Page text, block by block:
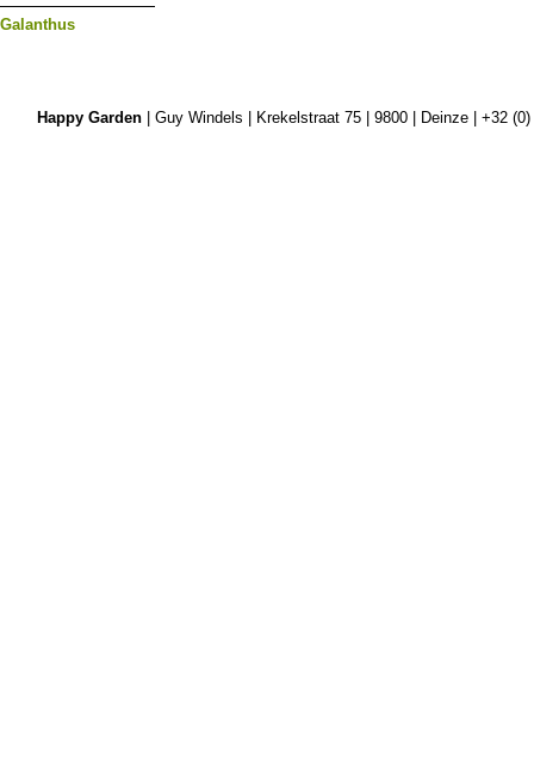
Galanthus
Happy Garden| Guy Windels | Krekelstraat 75 | 9800 | Deinze | +32